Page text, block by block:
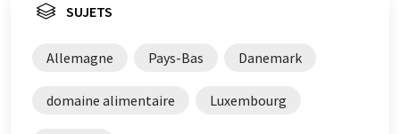
propose ces traductions automatiques pour présenter
été traduit avec traduction automatique, il est possible
qu'il contienne des erreurs de vocabulaire, de syntaxe ou
de grammaire. L'article original dans Allemand peut
SUJETS
Allemagne Pays-Bas Danemark
domaine alimentaire Luxembourg